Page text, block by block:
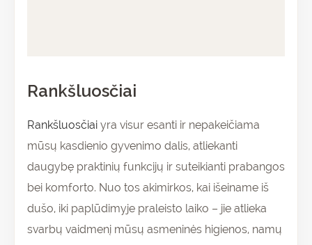
Rankšluosčiai
Rankšluosčiai yra visur esanti ir nepakeičiama
mūsų kasdienio gyvenimo dalis, atliekanti
daugybę praktinių funkcijų ir suteikianti prabangos
bei komforto. Nuo tos akimirkos, kai išeiname iš
dušo, iki paplūdimyje praleisto laiko – jie atlieka
svarbų vaidmenį mūsų asmeninės higienos, namų